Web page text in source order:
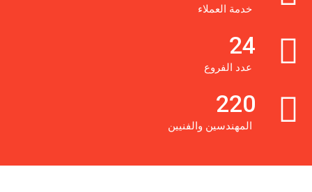
خدمة العملاء
24
عدد الفروع
220
المهندسين والفنيين